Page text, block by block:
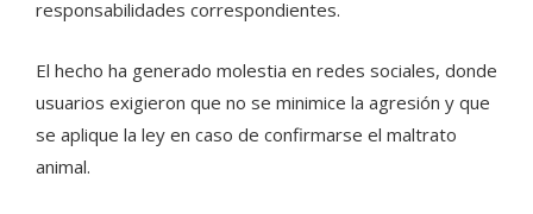
responsabilidades correspondientes.
El hecho ha generado molestia en redes sociales, donde
usuarios exigieron que no se minimice la agresión y que
se aplique la ley en caso de confirmarse el maltrato
animal.